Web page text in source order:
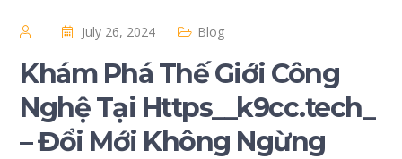
July 26, 2024 Blog
Khám Phá Thế Giới Công
Nghệ Tại Https__k9cc.tech_
– Đổi Mới Không Ngừng